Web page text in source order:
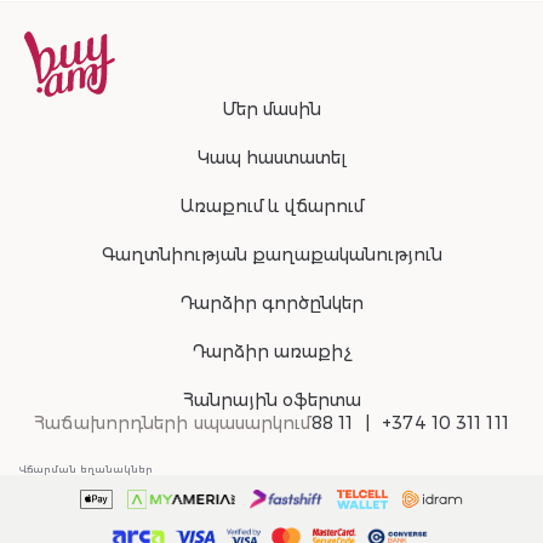
Մեր մասին
Կապ հաստատել
Առաքում և վճարում
Գաղտնիության քաղաքականություն
Դարձիր գործընկեր
Դարձիր առաքիչ
Հանրային օֆերտա
Հաճախորդների սպասարկում88 11 +374 10 311 111
Վճարման եղանակներ